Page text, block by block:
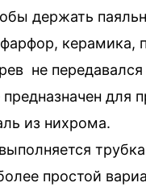
держать
керамика,
не передавался
предназначен для
из нихрома.
простой